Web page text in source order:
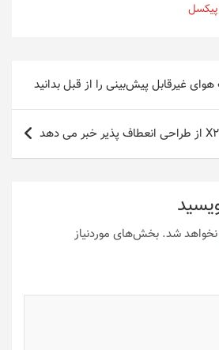
غیرقابل پیش‌بینی را از قبل بدانید
شد. بخش‌های موردنیاز